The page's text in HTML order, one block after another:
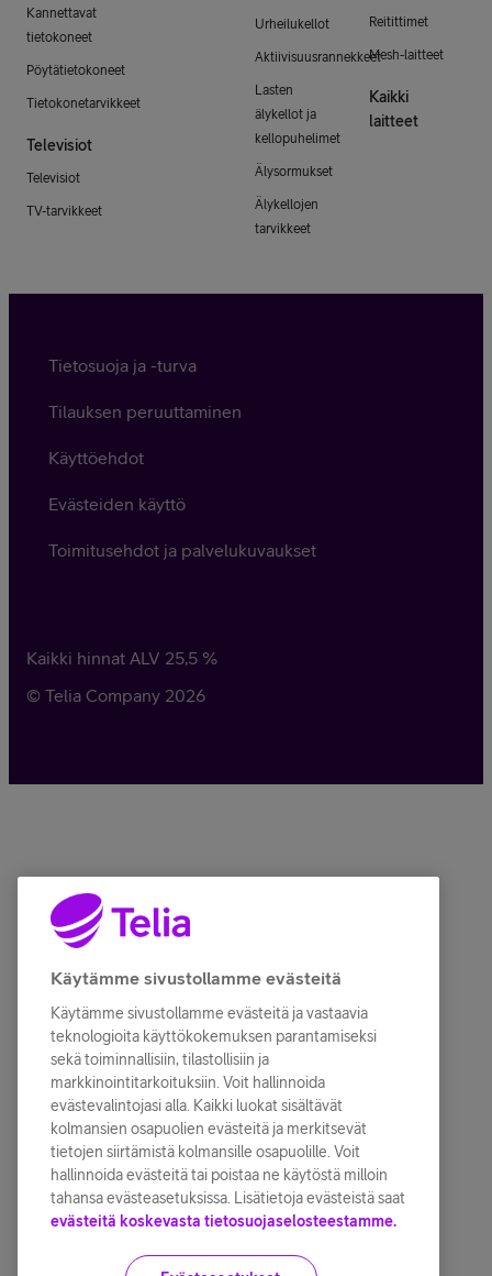
Kannettavat
tietokoneet
Pöytätietokoneet
Tietokonetarvikkeet
Televisiot
Televisiot
TV-tarvikkeet
Urheilukellot
Aktiivisuusrannekkeet
Lasten
älykellot ja
kellopuhelimet
Älysormukset
Älykellojen
tarvikkeet
Reitittimet
Mesh-laitteet
Kaikki
laitteet
Tietosuoja ja -turva
Tilauksen peruuttaminen
Käyttöehdot
Evästeiden käyttö
Toimitusehdot ja palvelukuvaukset
Kaikki hinnat ALV 25,5 %
© Telia Company 2026
Käytämme sivustollamme evästeitä
Käytämme sivustollamme evästeitä ja vastaavia
teknologioita käyttökokemuksen parantamiseksi
sekä toiminnallisiin, tilastollisiin ja
markkinointitarkoituksiin. Voit hallinnoida
evästevalintojasi alla. Kaikki luokat sisältävät
kolmansien osapuolien evästeitä ja merkitsevät
tietojen siirtämistä kolmansille osapuolille. Voit
hallinnoida evästeitä tai poistaa ne käytöstä milloin
tahansa evästeasetuksissa. Lisätietoja evästeistä saat
evästeitä koskevasta tietosuojaselosteestamme.